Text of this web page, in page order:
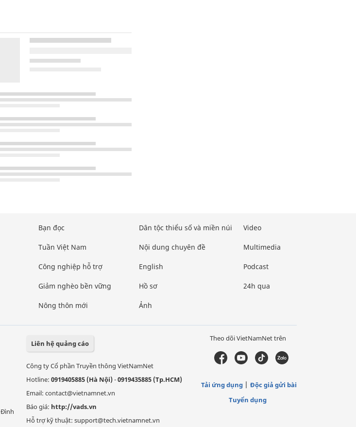
Bạn đọc
Tuần Việt Nam
Công nghiệp hỗ trợ
Giảm nghèo bền vững
Nông thôn mới
Dân tộc thiểu số và miền núi
Nội dung chuyên đề
English
Hồ sơ
Ảnh
Video
Multimedia
Podcast
24h qua
Liên hệ quảng cáo
Công ty Cổ phần Truyền thông VietNamNet
Hotline: 0919405885 (Hà Nội)-0919435885 (Tp.HCM)
Email: contact@vietnamnet.vn
Báo giá: http://vads.vn
Hỗ trợ kỹ thuật: support@tech.vietnamnet.vn
Theo dõi VietNamNet trên
Tải ứng dụng
Độc giả gửi bài
Tuyển dụng